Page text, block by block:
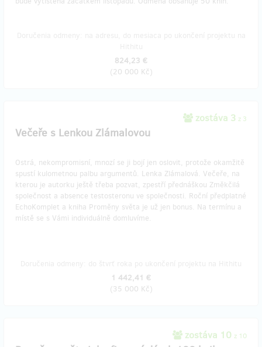
824,23 €
(20 000 Kč)
zostáva 3 z 3
Večeře s Lenkou Zlámalovou
Ostrá, nekompromisní, mnozí se ji bojí jen oslovit, protože okamžitě
spustí kulometnou palbu argumentů. Lenka Zlámalová. Večeře, na
kterou je autorku ještě třeba pozvat, zpestří přednáškou Změkčilá
společnost a absence testosteronu ve společnosti. Roční předplatné
EchoKomplet a kniha Proměny světa je už jen bonus. Na termínu a
místě se s Vámi individuálně domluvíme.
1 442,41 €
(35 000 Kč)
zostáva 10 z 10